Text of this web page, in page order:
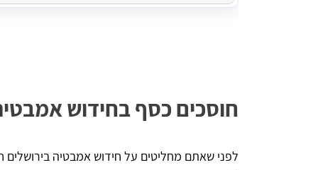
חוסכים כסף בחידוש
לפני שאתם מחליטים על חידוש אמבטיה בירושלים